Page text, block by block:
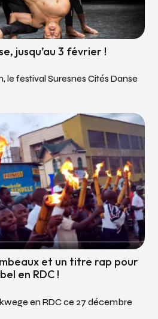
jusqu’au 3 février !
le festival Suresnes Cités Danse
et un titre rap pour
en RDC !
en RDC ce 27 décembre